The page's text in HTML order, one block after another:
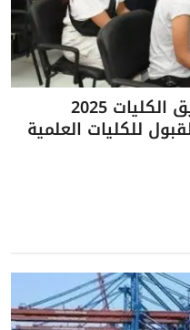
كل ما تريد معرفته عن تنسيق الكليات 2025
للكليات العلمية